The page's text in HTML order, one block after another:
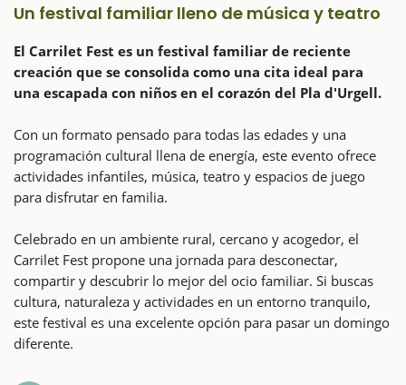
Un festival familiar lleno de música y teatro
El Carrilet Fest es un festival familiar de reciente
creación que se consolida como una cita ideal para
una escapada con niños en el corazón del Pla d'Urgell.
Con un formato pensado para todas las edades y una
programación cultural llena de energía, este evento ofrece
actividades infantiles, música, teatro y espacios de juego
para disfrutar en familia.
Celebrado en un ambiente rural, cercano y acogedor, el
Carrilet Fest propone una jornada para desconectar,
compartir y descubrir lo mejor del ocio familiar. Si buscas
cultura, naturaleza y actividades en un entorno tranquilo,
este festival es una excelente opción para pasar un domingo
diferente.